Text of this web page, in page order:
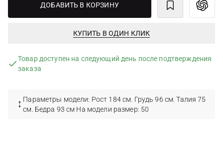
ДОБАВИТЬ В КОРЗИНУ
КУПИТЬ В ОДИН КЛИК
Товар доступен на следующий день после подтверждения
заказа
Параметры модели: Рост 184 см. Грудь 96 см. Талия 75
см. Бедра 93 см На модели размер: 50